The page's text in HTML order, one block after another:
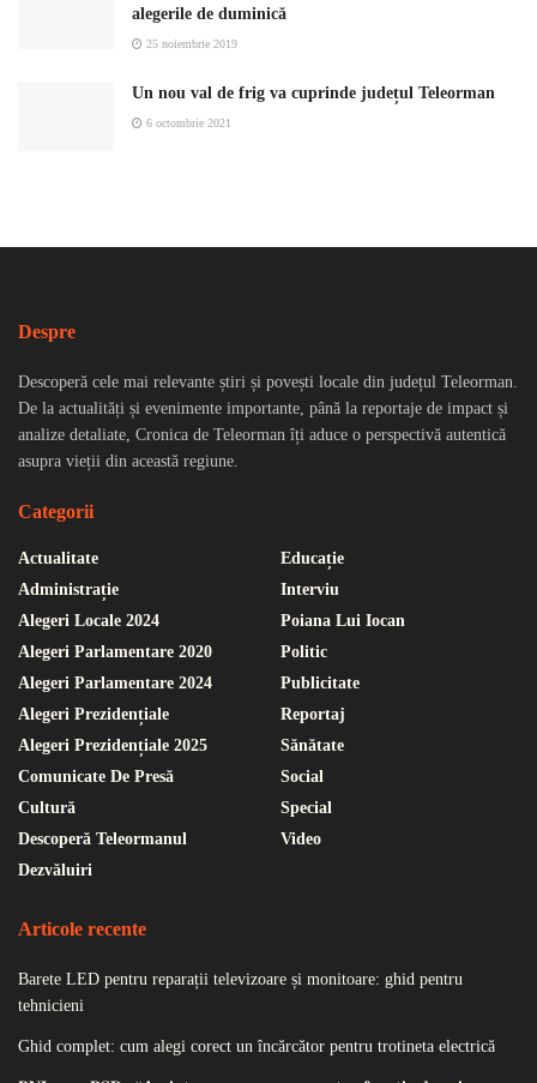
alegerile de duminică
25 noiembrie 2019
Un nou val de frig va cuprinde județul Teleorman
6 octombrie 2021
Despre
Descoperă cele mai relevante știri și povești locale din județul Teleorman.
De la actualități și evenimente importante, până la reportaje de impact și
analize detaliate, Cronica de Teleorman îți aduce o perspectivă autentică
asupra vieții din această regiune.
Categorii
Actualitate
Administrație
Alegeri Locale 2024
Alegeri Parlamentare 2020
Alegeri Parlamentare 2024
Alegeri Prezidențiale
Alegeri Prezidențiale 2025
Comunicate De Presă
Cultură
Descoperă Teleormanul
Dezvăluiri
Educație
Interviu
Poiana Lui Iocan
Politic
Publicitate
Reportaj
Sănătate
Social
Special
Video
Articole recente
Barete LED pentru reparații televizoare și monitoare: ghid pentru
tehnicieni
Ghid complet: cum alegi corect un încărcător pentru trotineta electrică